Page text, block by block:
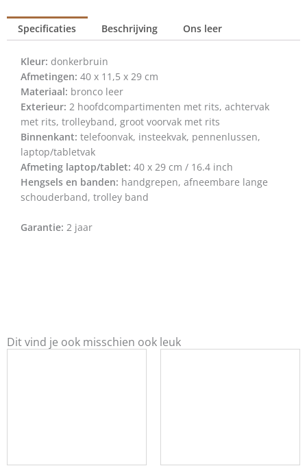
Donkerbruin
aantal
Specificaties Beschrijving Ons leer
Kleur: donkerbruin
Afmetingen: 40 x 11,5 x 29 cm
Materiaal: bronco leer
Exterieur: 2 hoofdcompartimenten met rits, achtervak
met rits, trolleyband, groot voorvak met rits
Binnenkant: telefoonvak, insteekvak, pennenlussen,
laptop/tabletvak
Afmeting laptop/tablet: 40 x 29 cm / 16.4 inch
Hengsels en banden: handgrepen, afneembare lange
schouderband, trolley band
Garantie: 2 jaar
Dit vind je ook misschien ook leuk